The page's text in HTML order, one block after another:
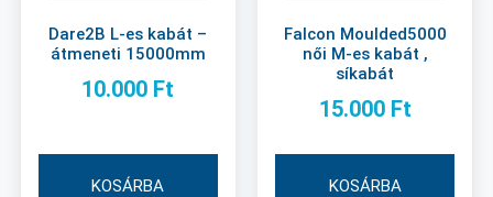
Dare2B L-es kabát –
átmeneti 15000mm
10.000 Ft
KOSÁRBA
Falcon Moulded5000
női M-es kabát ,
síkabát
15.000 Ft
KOSÁRBA